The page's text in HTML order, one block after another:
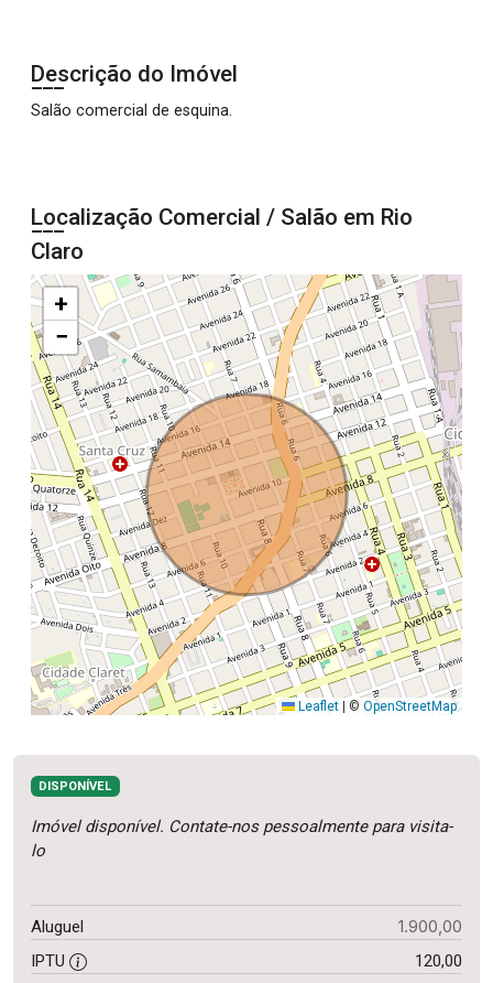
Descrição do Imóvel
Salão comercial de esquina.
Localização Comercial / Salão em Rio
Claro
+
−
Leaflet | © OpenStreetMap
DISPONÍVEL
Imóvel disponível. Contate-nos pessoalmente para visita-
lo
Aluguel 1.900,00
IPTU
120,00